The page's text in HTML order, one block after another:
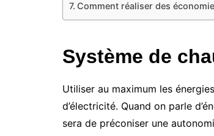
Comment réaliser des
Système de
Utiliser au maximum les
d’électricité. Quand on parle
sera de préconiser une